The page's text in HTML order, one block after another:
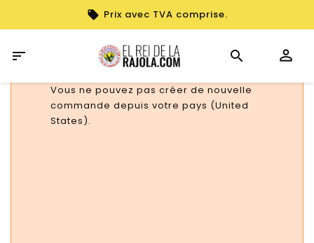
Prix avec TVA comprise.

Vous ne pouvez pas créer de nouvelle
commande depuis votre pays (United
States).